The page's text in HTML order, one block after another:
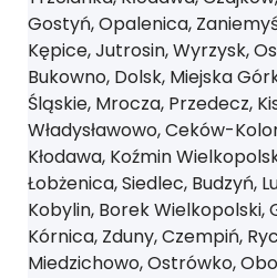
Gostyń, Opalenica,
Kępice, Jutrosin, Wyrzysk,
Bukowno, Dolsk, Miejska
Śląskie, Mrocza, Przedecz,
Władysławowo, Ceków-
Kłodawa, Koźmin
Łobżenica, Siedlec, Budzyń,
Kobylin, Borek Wielkopolski,
Kórnica, Zduny, Czempiń,
Miedzichowo, Ostrówko,